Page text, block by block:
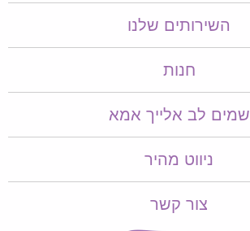
השירותים שלנו
חנות
שמים לב אלייך אמא​​
ניווט מהיר
צור קשר